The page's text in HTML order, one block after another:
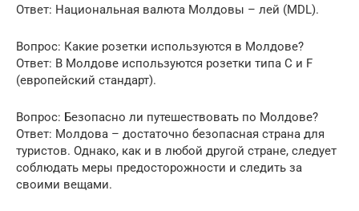
Ответ: Национальная валюта Молдовы – лей (MDL).
Вопрос: Какие розетки используются в Молдове?
Ответ: В Молдове используются розетки типа C и F
(европейский стандарт).
Вопрос: Безопасно ли путешествовать по Молдове?
Ответ: Молдова – достаточно безопасная страна для
туристов. Однако, как и в любой другой стране, следует
соблюдать меры предосторожности и следить за
своими вещами.